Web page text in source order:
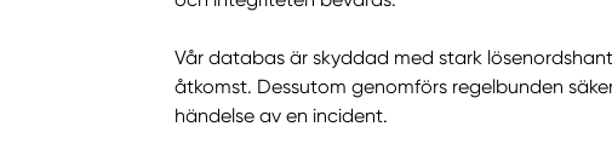
Vår databas är skyddad med stark
åtkomst. Dessutom genomförs regelbunden
händelse av en incident.